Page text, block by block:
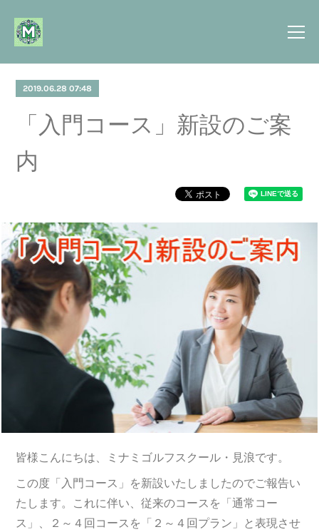
2019.06.28 07:48
「入門コース」新設のご案
内
皆様こんにちは、ミナミゴルフスクール・見浪です。
この度「入門コース」を新設いたしましたのでご報告い
たします。これに伴い、従来のコースを「通常コー
ス」、２～４回コースを「２～４回プラン」と表現させ